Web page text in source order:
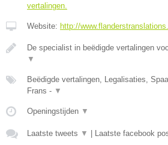
vertalingen.
Website: http://
De specialist in beëdigde vertalingen
▼
Beëdigde vertalingen, Legalisaties,
Frans - ▼
Openingstijden ▼
Laatste tweets ▼ | Laatste facebook